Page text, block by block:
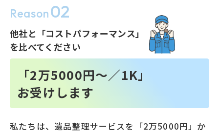
Reason02
他社と「コストパフォーマンス」
を比べてください
「2万5000円～／1K」
お受けします
私たちは、遺品整理サービスを「2万5000円」か